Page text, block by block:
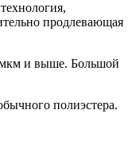
продлевающая
и выше. Большой
полиэстера.